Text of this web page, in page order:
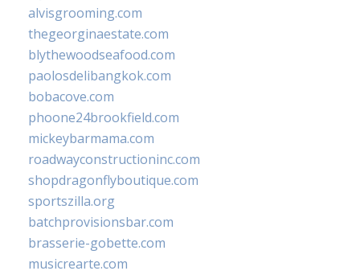
alvisgrooming.com
thegeorginaestate.com
blythewoodseafood.com
paolosdelibangkok.com
bobacove.com
phoone24brookfield.com
mickeybarmama.com
roadwayconstructioninc.com
shopdragonflyboutique.com
sportszilla.org
batchprovisionsbar.com
brasserie-gobette.com
musicrearte.com